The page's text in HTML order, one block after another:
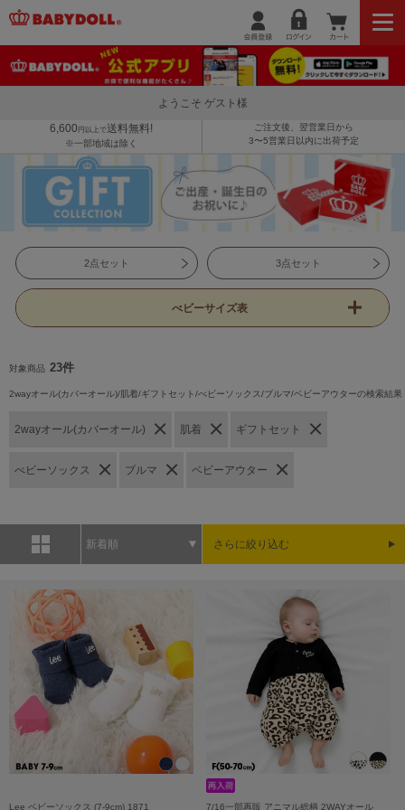
ようこそ ゲスト様
6,600 円以上で送料無料!
※一部地域は除く
ご注文後、翌営業日から
3〜5営業日以内に出荷予定
2点セット 3点セット
べビーサイズ表
対象商品 23件
2wayオール(カバーオール)/肌着/ギフトセット/べビーソックス/ブルマ/ベビーアウターの検索結果
2wayオール(カバーオール) 肌着 ギフトセット
べビーソックス ブルマ ベビーアウター
新着順 さらに絞り込む
Lee ベビーソックス (7-9cm) 1871 7/16一部再販 アニマル総柄 2WAYオール